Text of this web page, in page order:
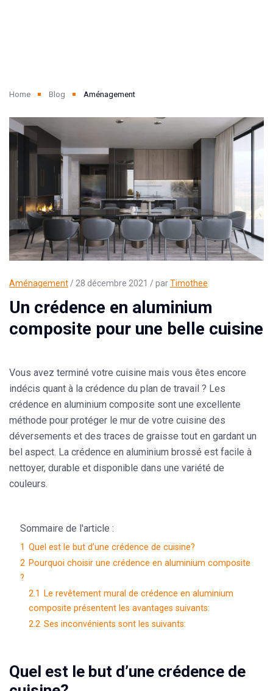
Home Blog Aménagement
Aménagement / 28 décembre 2021 / parTimothee
Un crédence en aluminium
composite pour une belle cuisine
Vous avez terminé votre cuisine mais vous êtes encore
indécis quant à la crédence du plan de travail ? Les
crédence en aluminium composite sont une excellente
méthode pour protéger le mur de votre cuisine des
déversements et des traces de graisse tout en gardant un
bel aspect. La crédence en aluminium brossé est facile à
nettoyer, durable et disponible dans une variété de
couleurs.
Sommaire de l'article :
1 Quel est le but d’une crédence de cuisine?
2 Pourquoi choisir une crédence en aluminium composite
?
2.1
Le revêtement mural de crédence en aluminium
composite présentent les avantages suivants:
2.2 Ses inconvénients sont les suivants:
Quel est le but d’une crédence de